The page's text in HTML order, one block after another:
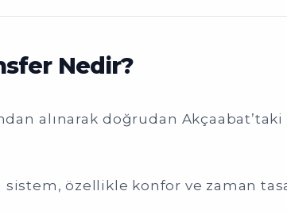
Nedir?
alınarak doğrudan
özellikle konfor ve zaman